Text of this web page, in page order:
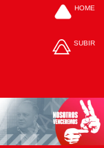
HOME
SUBIR